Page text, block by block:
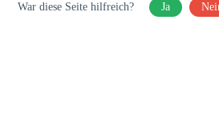
War diese Seite hilfreich? Ja